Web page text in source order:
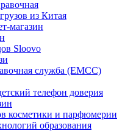
из Китая
магазин
Sloovo
служба (ЕМСС)
телефон доверия
косметики и парфюмерии
образования